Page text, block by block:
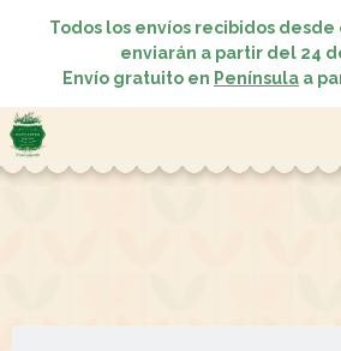
Todos los envíos recibidos desde
enviarán a partir del 24
Envío gratuito en Península a